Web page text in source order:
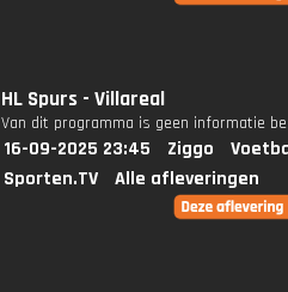
HL Spurs - Villareal
Van dit programma is geen informatie
16-09-2025 23:45 Ziggo
Sporten.TV
Alle afleveringen